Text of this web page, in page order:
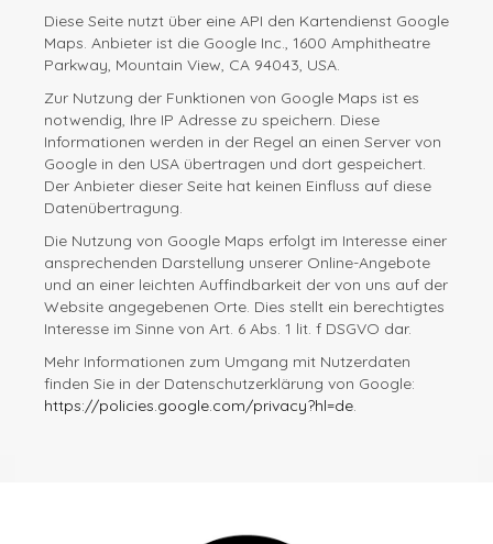
Diese Seite nutzt über eine API den Kartendienst Google
Maps. Anbieter ist die Google Inc., 1600 Amphitheatre
Parkway, Mountain View, CA 94043, USA.
Zur Nutzung der Funktionen von Google Maps ist es
notwendig, Ihre IP Adresse zu speichern. Diese
Informationen werden in der Regel an einen Server von
Google in den USA übertragen und dort gespeichert.
Der Anbieter dieser Seite hat keinen Einfluss auf diese
Datenübertragung.
Die Nutzung von Google Maps erfolgt im Interesse einer
ansprechenden Darstellung unserer Online-Angebote
und an einer leichten Auffindbarkeit der von uns auf der
Website angegebenen Orte. Dies stellt ein berechtigtes
Interesse im Sinne von Art. 6 Abs. 1 lit. f DSGVO dar.
Mehr Informationen zum Umgang mit Nutzerdaten
finden Sie in der Datenschutzerklärung von Google:
https://policies.google.com/privacy?hl=de.